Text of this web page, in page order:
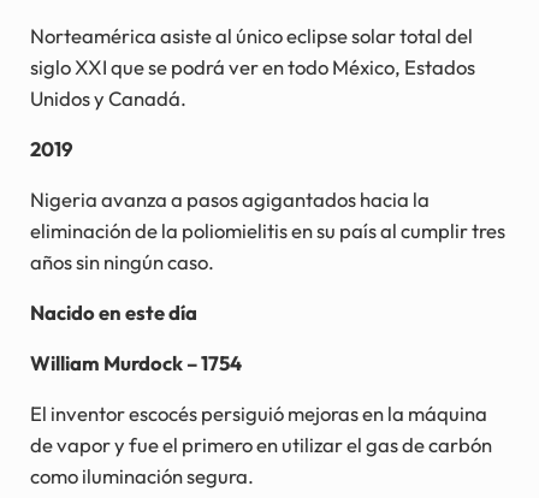
Norteamérica asiste al único eclipse solar total del
siglo XXI que se podrá ver en todo México, Estados
Unidos y Canadá.
2019
Nigeria avanza a pasos agigantados hacia la
eliminación de la poliomielitis en su país al cumplir tres
años sin ningún caso.
Nacido en este día
William Murdock – 1754
El inventor escocés persiguió mejoras en la máquina
de vapor y fue el primero en utilizar el gas de carbón
como iluminación segura.